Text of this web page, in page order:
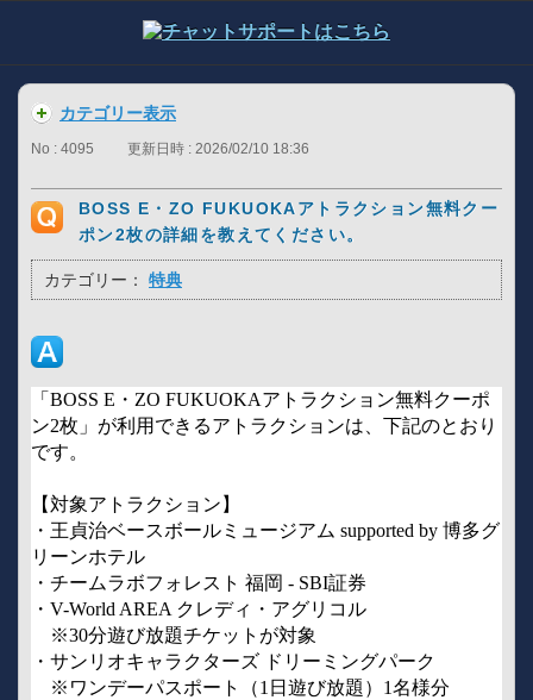
カテゴリー表示
No : 4095 更新日時 : 2026/02/10 18:36
BOSS E・ZO FUKUOKAアトラクション無料クー
ポン2枚の詳細を教えてください。
カテゴリー： 特典
「BOSS E・ZO FUKUOKAアトラクション無料クーポ
ン2枚」が利用できるアトラクションは、下記のとおり
です。
【対象アトラクション】
・王貞治ベースボールミュージアム supported by 博多グ
リーンホテル
・チームラボフォレスト 福岡 - SBI証券
・V-World AREA クレディ・アグリコル
※30分遊び放題チケットが対象
・サンリオキャラクターズ ドリーミングパーク
※ワンデーパスポート（1日遊び放題）1名様分